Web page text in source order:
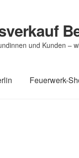
und Kunden –
Feuerwerk-